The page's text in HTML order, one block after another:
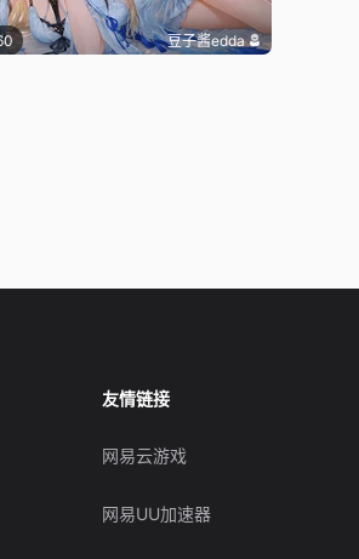
豆子酱edda
友情链接
网易云游戏
网易UU加速器